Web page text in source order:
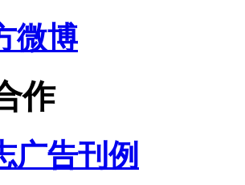
微博
作
广告刊例